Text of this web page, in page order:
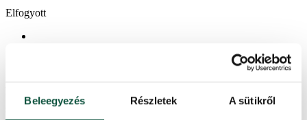
Beleegyezés Részletek A sütikről
Elfogyott
A sűrű műhóval borított fehér dekorációs karácsonyi koszorú ajtóra
tökéletessé teszi a karácsonyi dekorációját. A karácsonyi koszorú
sűrű, gazdagon behavazott, minőségileg kidolgozott PVC